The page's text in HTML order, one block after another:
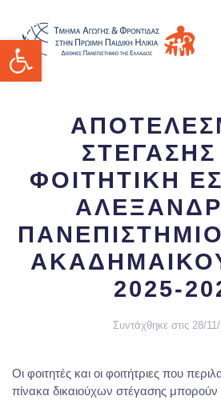
Ανοίξτε τη γραμμή εργαλείων
ΣΤΕΓΑΣΗΣ
ΦΟΙΤΗΤΙΚΗ
2025-
Συντάχθηκε στις 28/
Οι φοιτητές και οι φοιτήτριες που
πίνακα δικαιούχων στέγασης